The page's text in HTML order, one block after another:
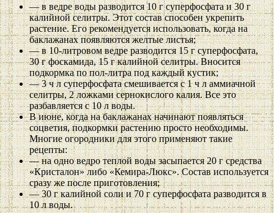
— в ведре воды разводится 10 г суперфосфата и 30 г
калийной селитры. Этот состав способен укрепить
растение. Его рекомендуется использовать, когда на
баклажанах появляются желтые листья;
— в 10-литровом ведре разводится 15 г суперфосфата,
30 г фоскамида, 15 г калийной селитры. Вносится
подкормка по пол-литра под каждый кустик;
— 3 ч л суперфосфата смешивается с 1 ч л аммиачной
селитры, 2 ложками сернокислого калия. Все это
разбавляется с 10 л воды.
В июне, когда на баклажанах начинают появляться
соцветия, подкормки растению просто необходимы.
Многие огородники для этого применяют такие
рецепты:
— на одно ведро теплой воды засыпается 20 г средства
«Кристалон» либо «Кемира-Люкс». Состав используется
сразу же после приготовления;
— 30 г калийной соли и 70 г суперфосфата разводится в
10 л воды.